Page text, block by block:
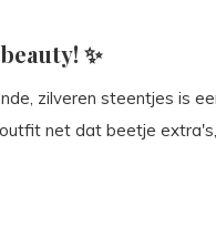
✨
zilveren steentjes is
net dat beetje